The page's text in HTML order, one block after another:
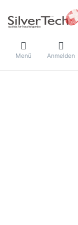
Menü Anmelden